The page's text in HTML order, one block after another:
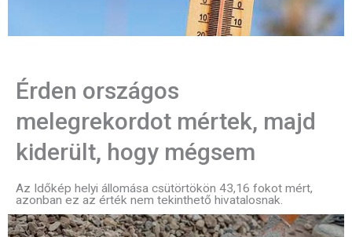
Érden országos
melegrekordot mértek, majd
kiderült, hogy mégsem
Az Időkép helyi állomása csütörtökön 43,16 fokot mért,
azonban ez az érték nem tekinthető hivatalosnak.